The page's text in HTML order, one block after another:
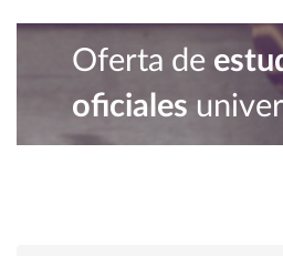
Oferta de
oficiales